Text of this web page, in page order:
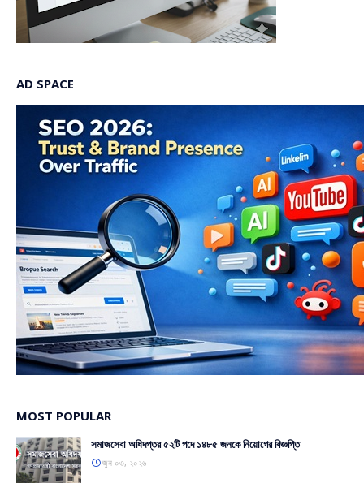
AD SPACE
MOST POPULAR
সমাজসেবা অধিদপ্তর ৫২টি পদে ১৪৮৫ জনকে নিয়োগের বিজ্ঞপ্তি
জুন ০৩, ২০২৬